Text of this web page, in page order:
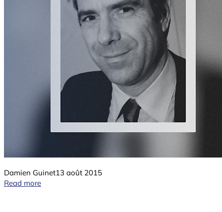
Damien Guinet13 août 2015
Read more